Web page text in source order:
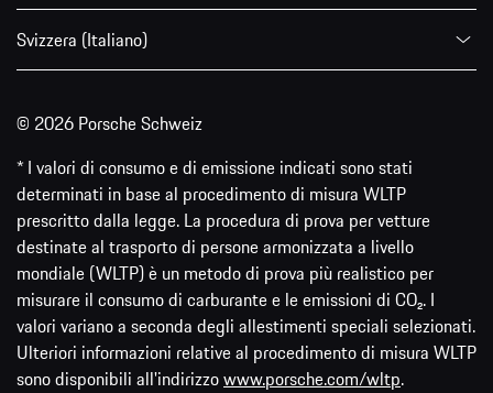
Svizzera (Italiano)
© 2026 Porsche Schweiz
* I valori di consumo e di emissione indicati sono stati
determinati in base al procedimento di misura WLTP
prescritto dalla legge. La procedura di prova per vetture
destinate al trasporto di persone armonizzata a livello
mondiale (WLTP) è un metodo di prova più realistico per
misurare il consumo di carburante e le emissioni di CO₂. I
valori variano a seconda degli allestimenti speciali selezionati.
Ulteriori informazioni relative al procedimento di misura WLTP
sono disponibili all'indirizzowww.porsche.com/wltp.